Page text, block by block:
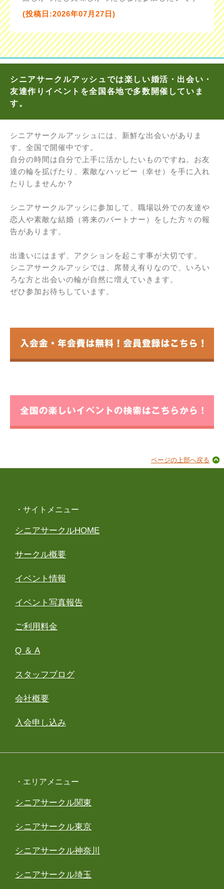
(投稿日:2026年07月27日)
シニアサークルアッシュでは楽しい婚活・出会い・
友達作りイベントを全国各地で多数開催していま
す。
シニアサークルアッシュには、新鮮な出会いがありま
す。全国で開催中です。
自分の時間は自分で上手に活かしたいものですね。お友
達の輪を拡げたり、素敵なハッピー（幸せ）を手に入れ
たりしませんか？
シニアサークルアッシに参加して、職場以外での友達や
恋人や素敵な結婚（将来のパートナー）をした方々の報
告があります。
出逢いにはまず、アクションを起こす事が大切です。
シニアサークルアッシでは、席替え有りなので、いろい
ろな方と出会いの輪が自然に増えていきます。
ぜひ参加お待ちしています。
ページの上部へ戻る
・サイトメニュー
シニアサークルHOME
サークル概要
イベント情報
イベント写真報告
ご利用料金
Q ＆ A
スタッフブログ
会社概要
入会申し込み
・エリアメニュー
シニアサークル関東
シニアサークル東京
シニアサークル神奈川
シニアサークル埼玉